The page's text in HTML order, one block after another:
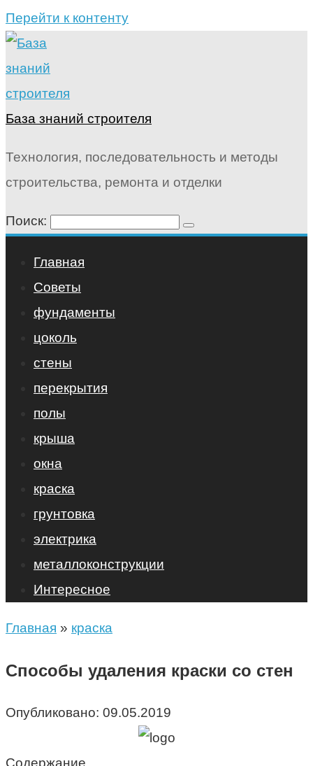
Перейти к контенту
База знаний строителя
Технология, последовательность и методы
строительства, ремонта и отделки
Поиск:
Главная
Советы
фундаменты
цоколь
стены
перекрытия
полы
крыша
окна
краска
грунтовка
электрика
металлоконструкции
Интересное
Главная » краска
Способы удаления краски со стен
Опубликовано: 09.05.2019
Содержание